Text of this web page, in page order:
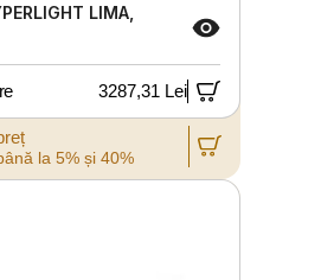
LIMA,
3287,31 Lei
la 5% și 40%